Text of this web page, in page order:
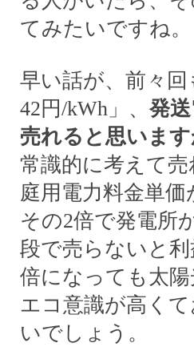
てみたいですね。
早い話が、前々
42円/kWh」、 発
売れると思います
常識的に考えて
庭用電力料金単
その2倍で発電所
段で売らないと
倍になっても太
エコ意識が高く
いでしょう。